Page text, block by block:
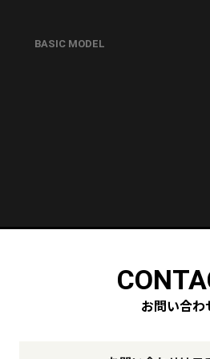
BASIC MODEL
お問い合わ